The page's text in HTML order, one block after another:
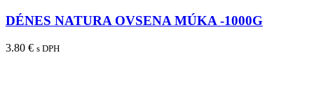
DÉNES NATURA OVSENA MÚKA -1000G
3.80 € s DPH